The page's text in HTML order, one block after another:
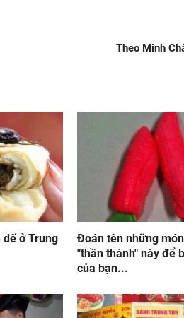
Theo Minh
dế ở Trung
Đoán tên những
"thần thánh" này để
của bạn...